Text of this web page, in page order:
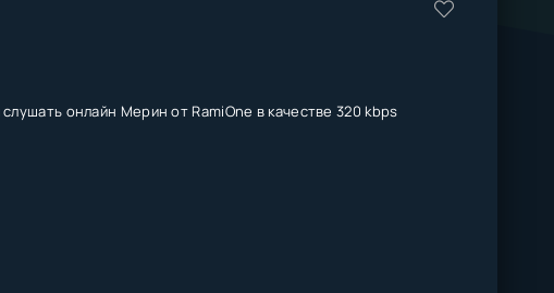
онлайн Мерин от RamiOne в качестве 320 kbps